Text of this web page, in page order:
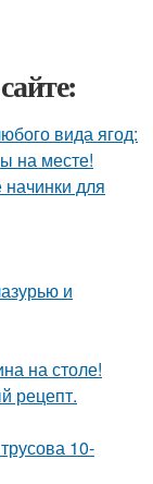
вида ягод:
на месте!
для
и
на столе!
рецепт.
10-